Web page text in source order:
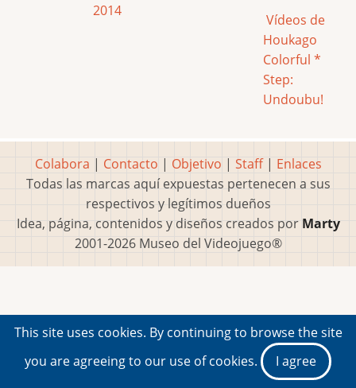
2014
Vídeos de
Houkago
Colorful *
Step:
Undoubu!
Colabora | Contacto | Objetivo | Staff| Enlaces
Todas las marcas aquí expuestas pertenecen a sus
respectivos y legítimos dueños
Idea, página, contenidos y diseños creados por Marty
2001-2026 Museo del Videojuego®
This site uses cookies. By continuing to browse the site
you are agreeing to our use of cookies.
I agree